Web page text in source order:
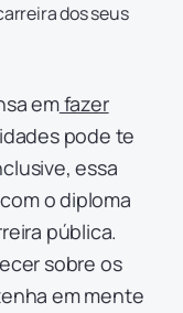
dos seus
emfazer
pode te
essa
o diploma
pública.
sobre os
em mente